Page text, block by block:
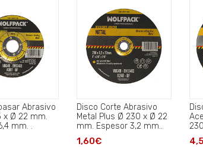
Abrasivo
x Ø 22 mm.
Espesor 6,4 mm. .
Disco Corte Abrasivo
Metal Plus Ø 230 x Ø 22
mm. Espesor 3,2 mm..
1,60€